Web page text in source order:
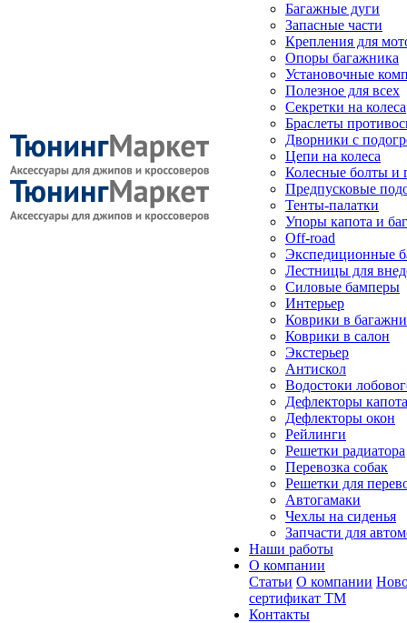
Багажные дуги
Запасные части
Крепления для
Опоры багажника
Установочные
Полезное для всех
Секретки на колеса
Браслеты
Дворники с
Цепи на колеса
Колесные болты и
Предпусковые
Тенты-палатки
Упоры капота и
Off-road
Экспедиционные
Лестницы для
Силовые бамперы
Интерьер
Коврики в
Коврики в салон
Экстерьер
Антискол
Водостоки
Дефлекторы капота
Дефлекторы окон
Рейлинги
Решетки радиатора
Перевозка собак
Решетки для
Автогамаки
Чехлы на сиденья
Запчасти для
Наши работы
О компании
Статьи О компании
сертификат ТМ
Контакты